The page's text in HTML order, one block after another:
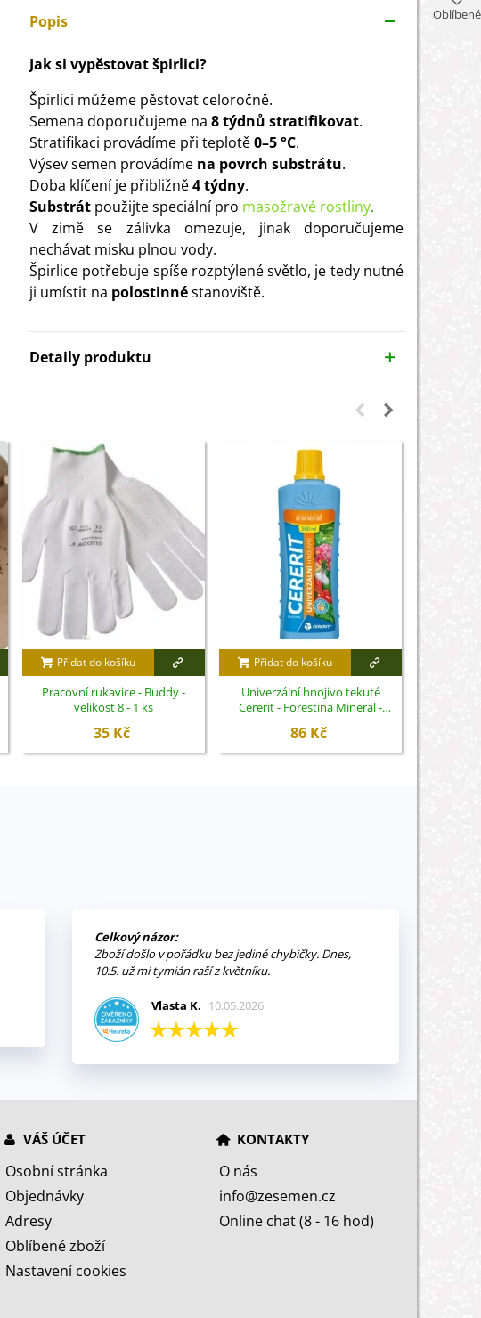
Popis
Jak si vypěstovat špirlici?
Špirlici můžeme pěstovat celoročně.
Semena doporučujeme na 8 týdnů stratifikovat.
Stratifikaci provádíme při teplotě0–5 °C.
Výsev semen provádíme na povrch substrátu.
Doba klíčení je přibližně4 týdny.
Substrát použijte speciální pro masožravé rostliny.
V zimě se zálivka omezuje, jinak doporučujeme
nechávat misku plnou vody.
Špirlice potřebuje spíše rozptýlené světlo, je tedy nutné
ji umístit na polostinnéstanoviště.
Detaily produktu
Přidat do košíku
Pracovní rukavice - Buddy -
velikost 8 - 1 ks
35 Kč
Přidat do košíku
Univerzální hnojivo tekuté
Cererit - Forestina Mineral -
86 Kč
Celkový názor:
Zboží došlo v pořádku bez jediné chybičky. Dnes,
10.5. už mi tymián raší z květníku.
Vlasta K. 10.05.2026
VÁŠ ÚČET
Osobní stránka
Objednávky
Adresy
Oblíbené zboží
Nastavení cookies
KONTAKTY
O nás
info@zesemen.cz
Online chat (8 - 16 hod)
Oblíbené